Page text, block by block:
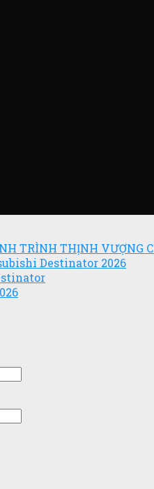
TRÌNH THỊNH VƯỢNG
Destinator 2026